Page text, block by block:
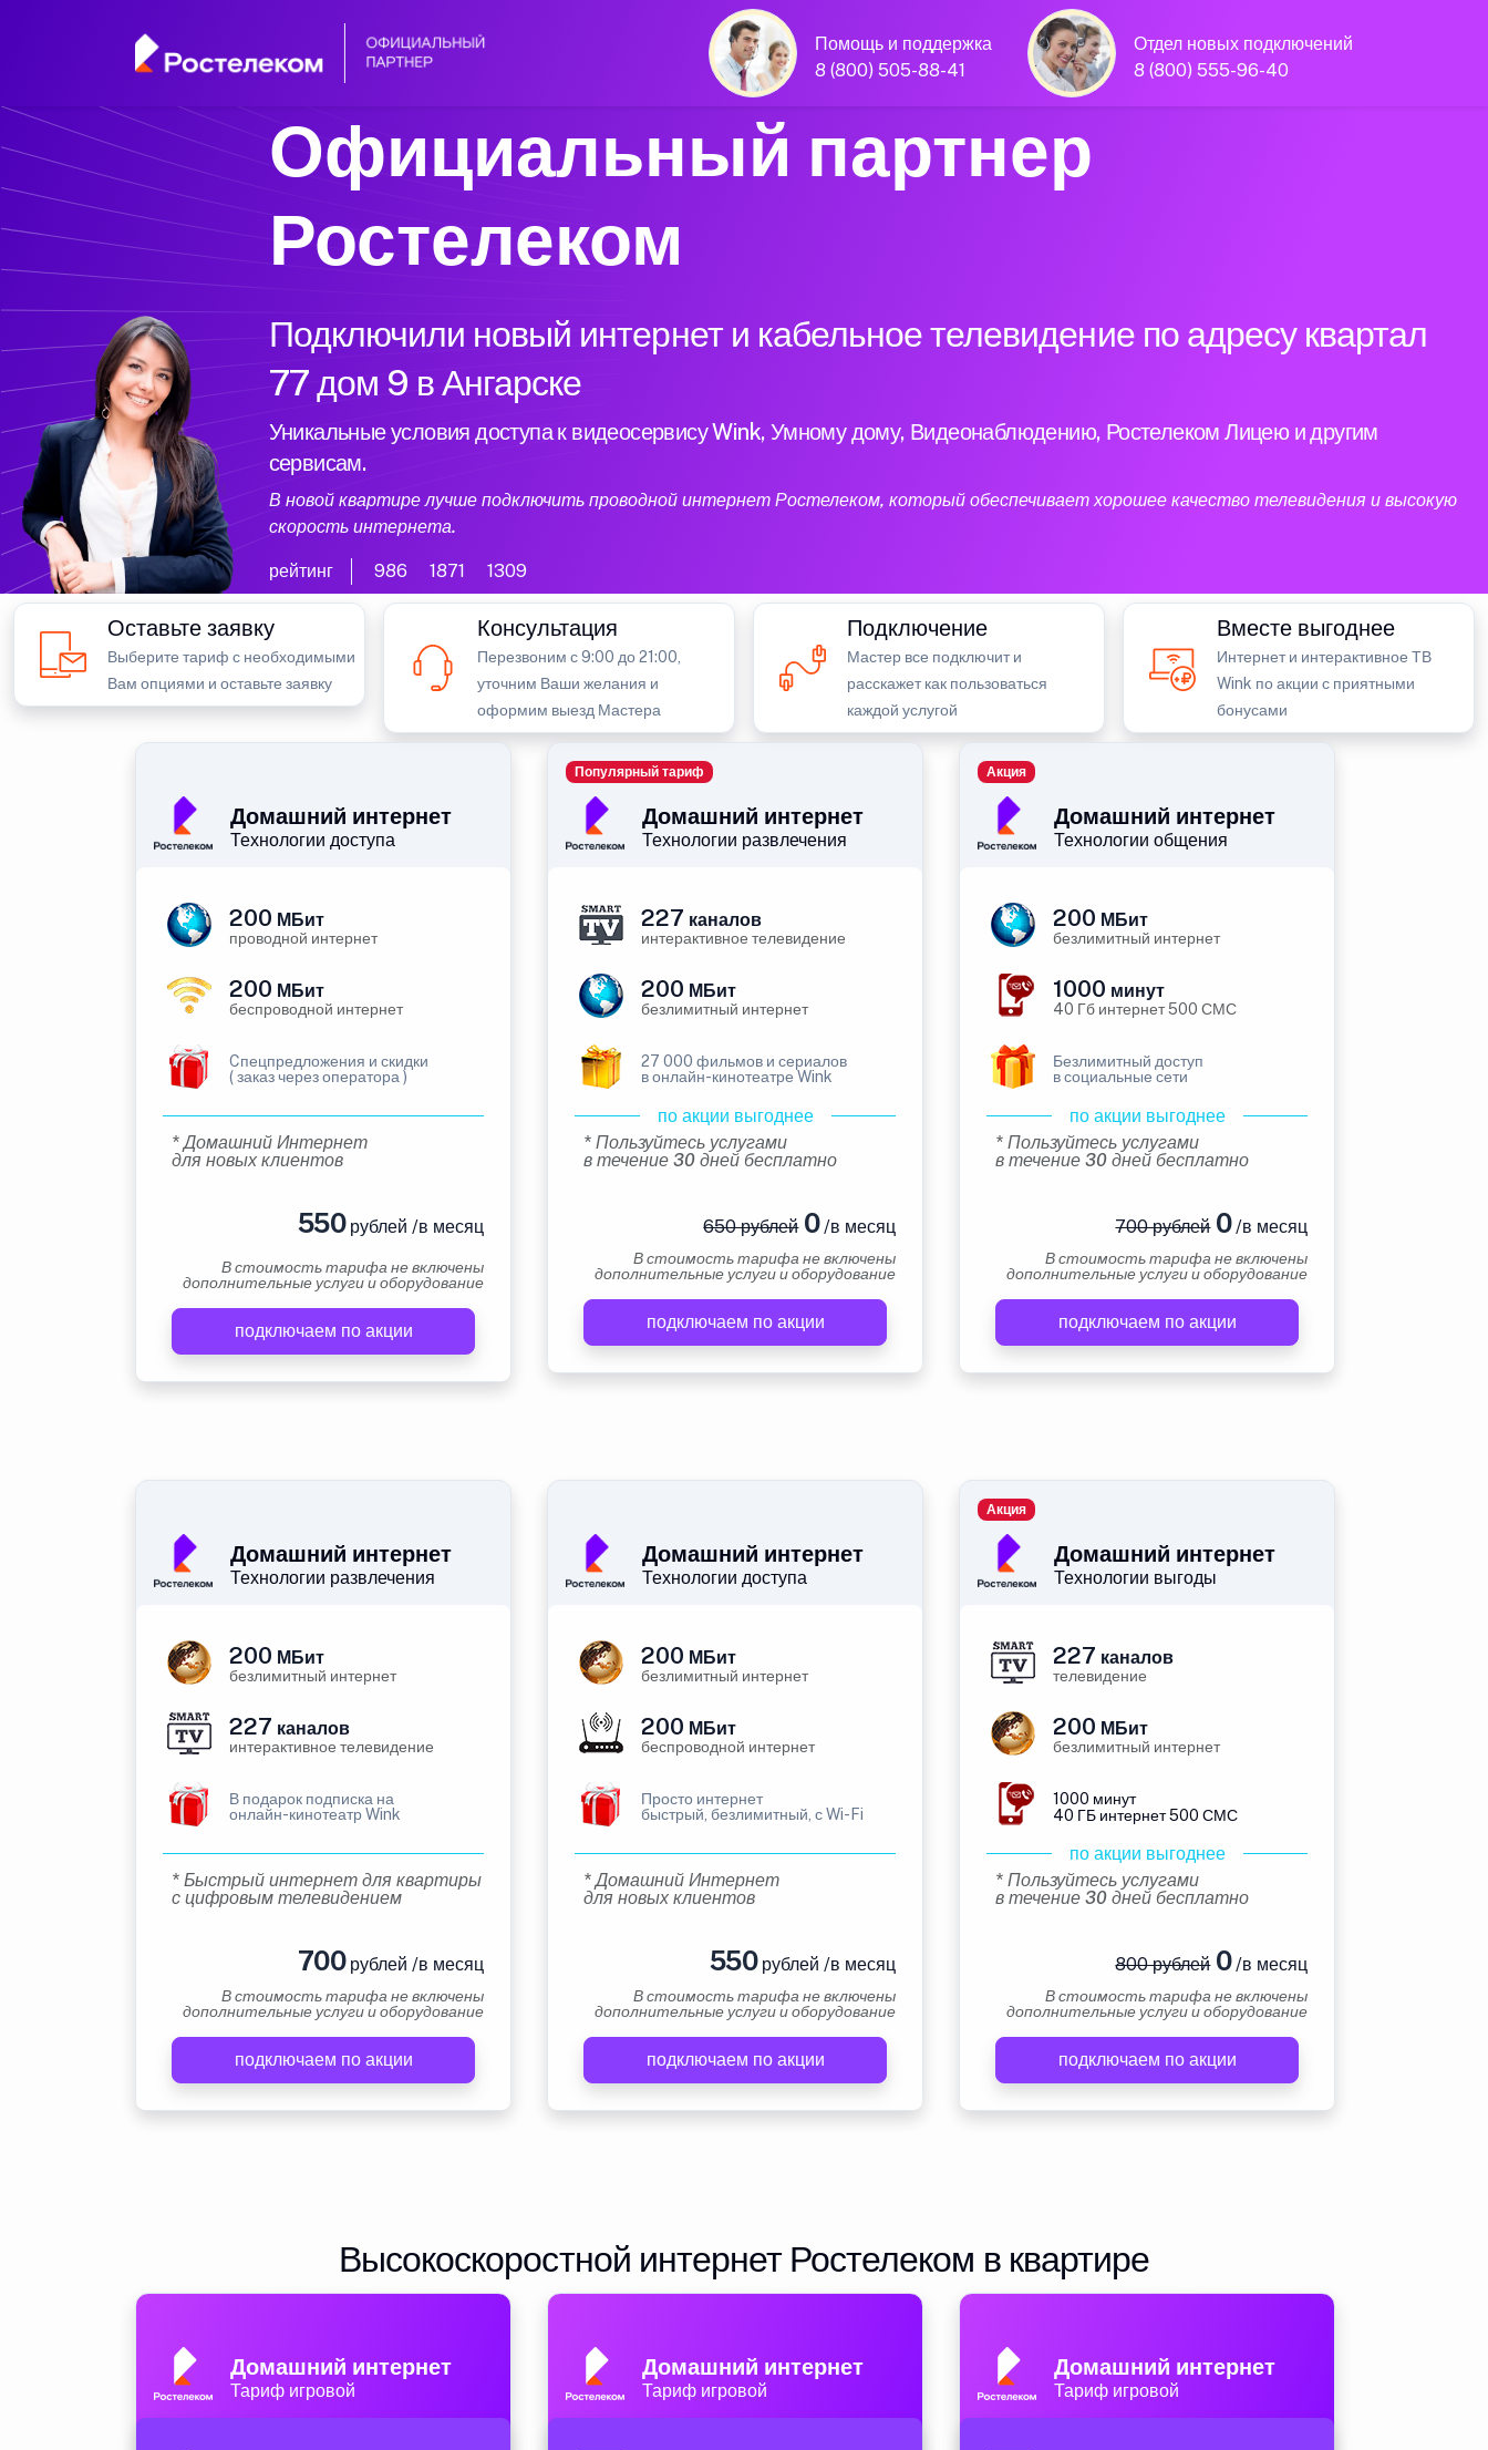
Помощь и поддержка
8 (800) 505-88-41
Отдел новых подключений
8 (800) 555-96-40
Официальный партнер
Ростелеком
Подключили новый интернет и кабельное телевидение по адресу квартал
77 дом 9 в Ангарске
Уникальные условия доступа к видеосервису Wink, Умному дому, Видеонаблюдению, Ростелеком Лицею и другим
сервисам.
В новой квартире лучше подключить проводной интернет Ростелеком, который обеспечивает хорошее качество телевидения и высокую
скорость интернета.
рейтинг 986 1871 1309
Оставьте заявку
Выберите тариф с необходимыми
Вам опциями и оставьте заявку
Консультация
Перезвоним с 9:00 до 21:00,
уточним Ваши желания и
оформим выезд Мастера
Подключение
Мастер все подключит и
расскажет как пользоваться
каждой услугой
Вместе выгоднее
Интернет и интерактивное ТВ
Wink по акции с приятными
бонусами
Домашний интернет
Технологии доступа
200 МБит
проводной интернет
200 МБит
беспроводной интернет
Cпецпредложения и скидки
( заказ через оператора )
* Домашний Интернет
для новых клиентов
550рублей /в месяц
В стоимость тарифа не включены
дополнительные услуги и оборудование
подключаем по акции
Домашний интернет
Технологии развлечения
Популярный тариф
227 каналов
интерактивное телевидение
200 МБит
безлимитный интернет
27 000 фильмов и сериалов
в онлайн-кинотеатре Wink
по акции выгоднее
* Пользуйтесь услугами
в течение 30 дней бесплатно
650 рублей0/в месяц
В стоимость тарифа не включены
дополнительные услуги и оборудование
подключаем по акции
Домашний интернет
Технологии общения
Акция
200 МБит
безлимитный интернет
1000 минут
40 Гб интернет 500 СМС
Безлимитный доступ
в социальные сети
по акции выгоднее
* Пользуйтесь услугами
в течение 30 дней бесплатно
700 рублей0/в месяц
В стоимость тарифа не включены
дополнительные услуги и оборудование
подключаем по акции
Домашний интернет
Технологии развлечения
200 МБит
безлимитный интернет
227 каналов
интерактивное телевидение
В подарок подписка на
онлайн-кинотеатр Wink
* Быстрый интернет для квартиры
с цифровым телевидением
700рублей /в месяц
В стоимость тарифа не включены
дополнительные услуги и оборудование
подключаем по акции
Домашний интернет
Технологии доступа
200 МБит
безлимитный интернет
200 МБит
беспроводной интернет
Просто интернет
быстрый, безлимитный, с Wi-Fi
* Домашний Интернет
для новых клиентов
550рублей /в месяц
В стоимость тарифа не включены
дополнительные услуги и оборудование
подключаем по акции
Домашний интернет
Технологии выгоды
Акция
227 каналов
телевидение
200 МБит
безлимитный интернет
1000 минут
40 ГБ интернет 500 СМС
по акции выгоднее
* Пользуйтесь услугами
в течение 30 дней бесплатно
800 рублей0/в месяц
В стоимость тарифа не включены
дополнительные услуги и оборудование
подключаем по акции
Высокоскоростной интернет Ростелеком в квартире
Домашний интернет
Тариф игровой
Домашний интернет
Тариф игровой
Домашний интернет
Тариф игровой